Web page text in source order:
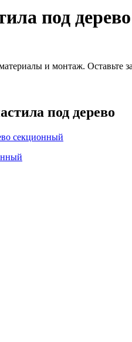
под дерево
и монтаж. Оставьте
под дерево